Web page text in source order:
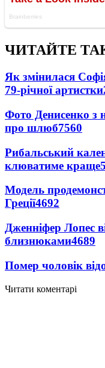
ЧИТАЙТЕ
Як змінилася
79-річної артистки
Фото Денисенко з
про шлюб7560
Рибальський
клюватиме краще
Модель
Греції4692
Дженніфер Лопес
близнюками4689
Помер чоловік
Читати коментарі